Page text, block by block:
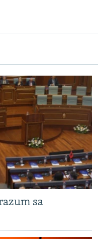
sa